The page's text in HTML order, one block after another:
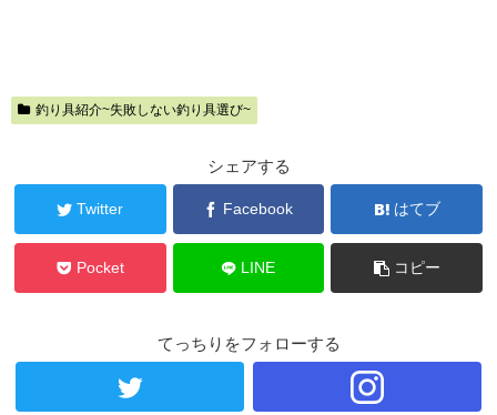
釣り具紹介~失敗しない釣り具選び~
シェアする
Twitter Facebook はてブ
Pocket LINE コピー
てっちりをフォローする